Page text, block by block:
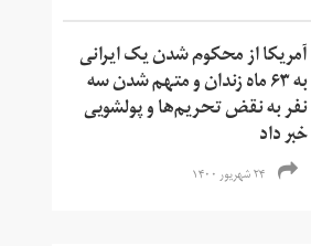
آمریکا از محکوم شدن یک ایرانی
به ۶۳ ماه زندان و متهم شدن سه
نفر به نقض تحریم‌ها و‌ پولشویی
خبر داد
۲۴ شهریور ۱۴۰۰